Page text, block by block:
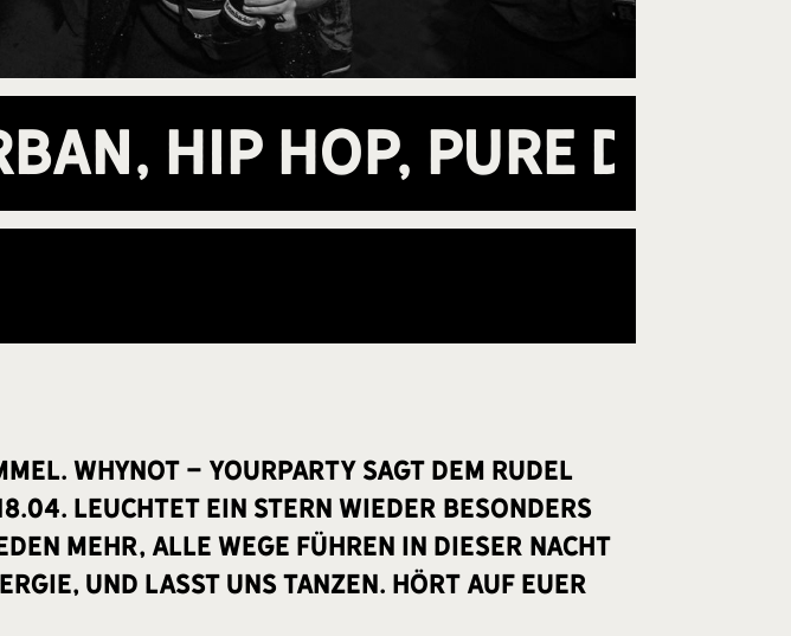
Hip Hop, Pure Dance
WhyNot - YourParty Sagt dem Rudel
leuchtet ein Stern wieder besonders
mehr, alle Wege führen in dieser Nacht
und lasst uns tanzen. Hört auf euer